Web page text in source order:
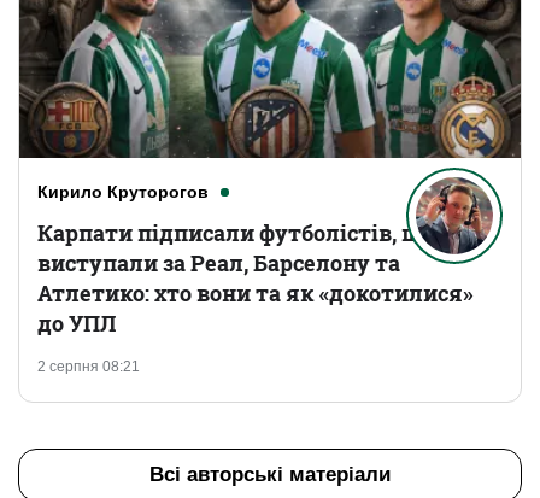
Кирило Круторогов
2 серпня 08:21
Карпати підписали футболістів, що
виступали за Реал, Барселону та
Атлетико: хто вони та як «докотилися»
до УПЛ
Всі авторські матеріали